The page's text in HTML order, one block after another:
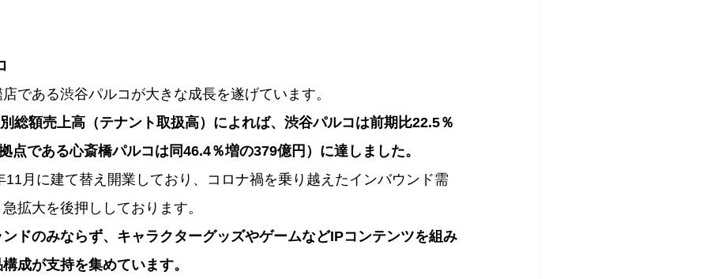
である渋谷パルコが大きな成長を遂げています。
総額売上高（テナント取扱高）によれば、渋谷パルコは前期比22.5％
点である心斎橋パルコは同46.4％増の379億円）に達しました。
11月に建て替え開業しており、コロナ禍を乗り越えたインバウンド需
拡大を後押ししております。
ドのみならず、キャラクターグッズやゲームなどIPコンテンツを組み
成が支持を集めています。